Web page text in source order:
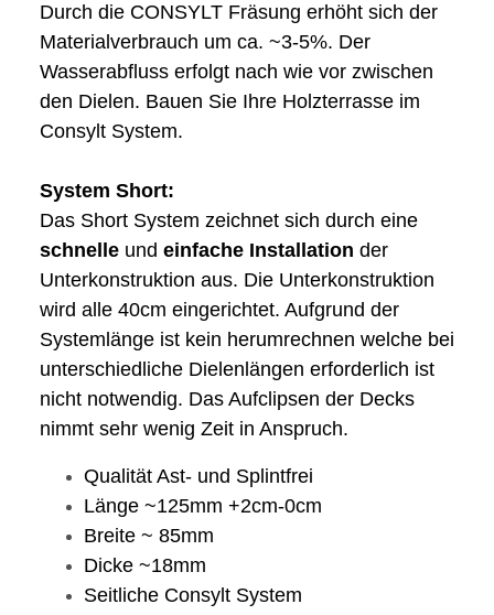
Durch die CONSYLT Fräsung erhöht sich der
Materialverbrauch um ca. ~3-5%. Der
Wasserabfluss erfolgt nach wie vor zwischen
den Dielen. Bauen Sie Ihre Holzterrasse im
Consylt System.
System Short:
Das Short System zeichnet sich durch eine
schnelle und einfache Installation der
Unterkonstruktion aus. Die Unterkonstruktion
wird alle 40cm eingerichtet. Aufgrund der
Systemlänge ist kein herumrechnen welche bei
unterschiedliche Dielenlängen erforderlich ist
nicht notwendig. Das Aufclipsen der Decks
nimmt sehr wenig Zeit in Anspruch.
Qualität Ast- und Splintfrei
Länge ~125mm +2cm-0cm
Breite ~ 85mm
Dicke ~18mm
Seitliche Consylt System